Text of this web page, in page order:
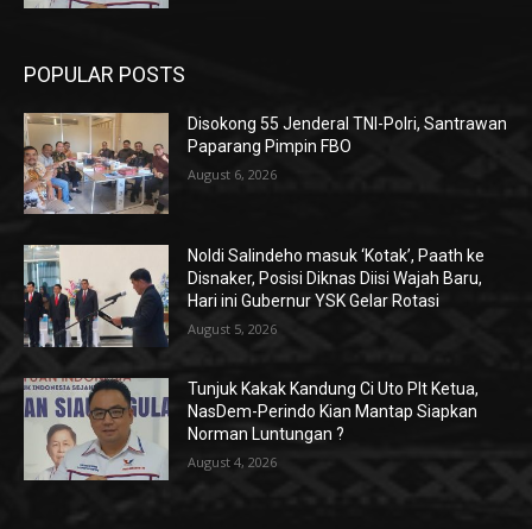
POPULAR POSTS
Disokong 55 Jenderal TNI-Polri, Santrawan
Paparang Pimpin FBO
August 6, 2026
Noldi Salindeho masuk ‘Kotak’, Paath ke
Disnaker, Posisi Diknas Diisi Wajah Baru,
Hari ini Gubernur YSK Gelar Rotasi
August 5, 2026
Tunjuk Kakak Kandung Ci Uto Plt Ketua,
NasDem-Perindo Kian Mantap Siapkan
Norman Luntungan ?
August 4, 2026